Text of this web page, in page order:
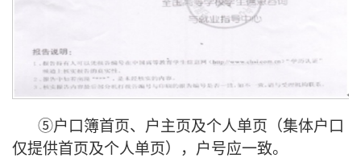
⑤户口簿首页、 户主 页及个人单页（集体户口
仅提供首页及个人单页）
，户号应一致。